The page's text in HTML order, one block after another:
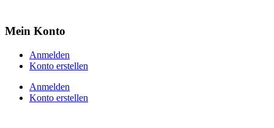
Mein Konto
Anmelden
Konto erstellen
Anmelden
Konto erstellen